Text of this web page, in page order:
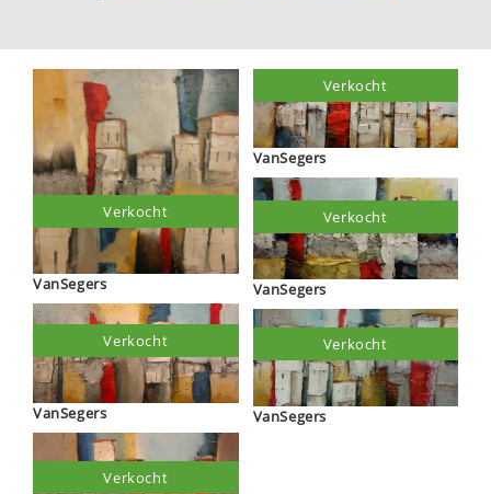
VanSegers
Verkocht
VanSegers
Verkocht
Verkocht
VanSegers
Verkocht
VanSegers
Verkocht
VanSegers
Verkocht